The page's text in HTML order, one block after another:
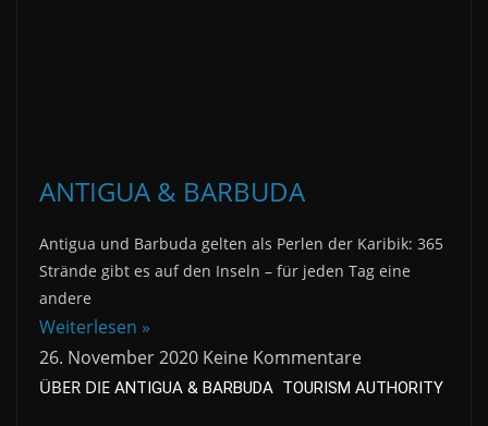
ANTIGUA & BARBUDA
Antigua und Barbuda gelten als Perlen der Karibik: 365
Strände gibt es auf den Inseln – für jeden Tag eine
andere
Weiterlesen »
26. November 2020 Keine Kommentare
ÜBER DIE ANTIGUA & BARBUDA TOURISM AUTHORITY